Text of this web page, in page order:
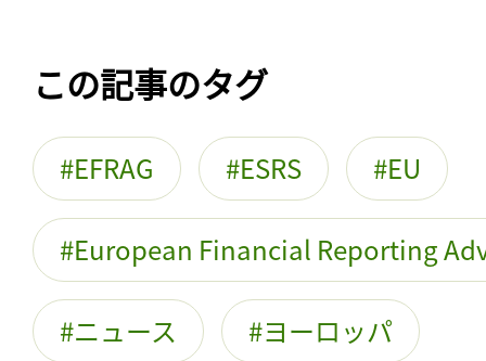
この記事のタグ
EFRAG ESRS EU
European Financial Reporting
ニュース ヨーロッパ